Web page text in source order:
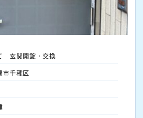
玄関開錠・交換
市千種区